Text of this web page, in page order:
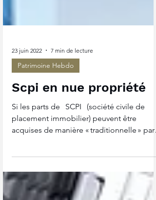
23 juin 2022 7 min de lecture
Patrimoine Hebdo
Scpi en nue propriété
Si les parts de SCPI (société civile de
placement immobilier) peuvent être
les...